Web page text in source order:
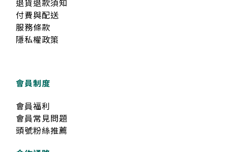
退貨退款須知
付費與配送
服務條款
隱私權政策
會員制度
會員福利
會員常見問題
頭號粉絲推薦